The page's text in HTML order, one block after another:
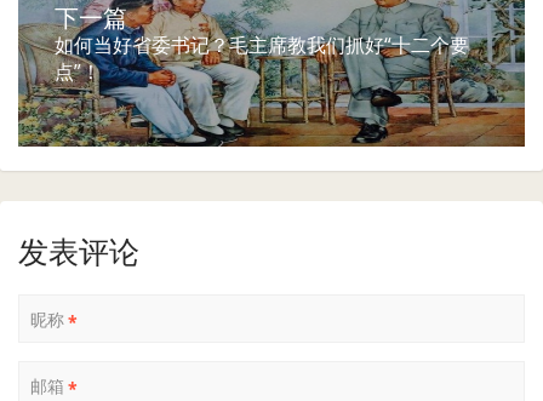
下一篇
如何当好省委书记？毛主席教我们抓好“十二个要
点”！
发表评论
昵称*
邮箱 *